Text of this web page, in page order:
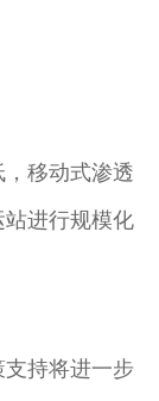
移动式渗透
进行规模化
持将进一步